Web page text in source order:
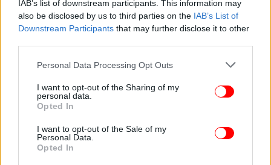
IAB’s list of downstream participants. This information may
also be disclosed by us to third parties on the IAB’s List of
Downstream Participants that may further disclose it to other
Please note that this website/app uses one or more Google
not limited to your visit or usage behaviour. You may click to
grant or deny consent to Google and its third-party tags to
use your data for below specified purposes in below Google
consent section.
Personal Data Processing Opt Outs
I want to opt-out of the Sharing of my
personal data.
Opted In
I want to opt-out of the Sale of my
Personal Data.
Opted In